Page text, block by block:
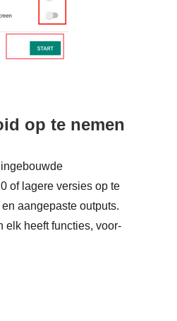
op te nemen
of lagere versies op te
aangepaste outputs.
elk heeft functies, voor-